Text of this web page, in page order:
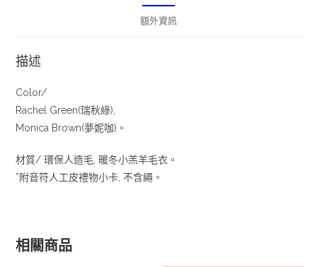
額外資訊
描述
Color/
Rachel Green(瑞秋綠),
Monica Brown(夢妮咖)。
材質/ 環保人造毛, 暖冬小羔羊毛衣。
*附音符人工皮禮物小卡, 不含繩。
相關商品